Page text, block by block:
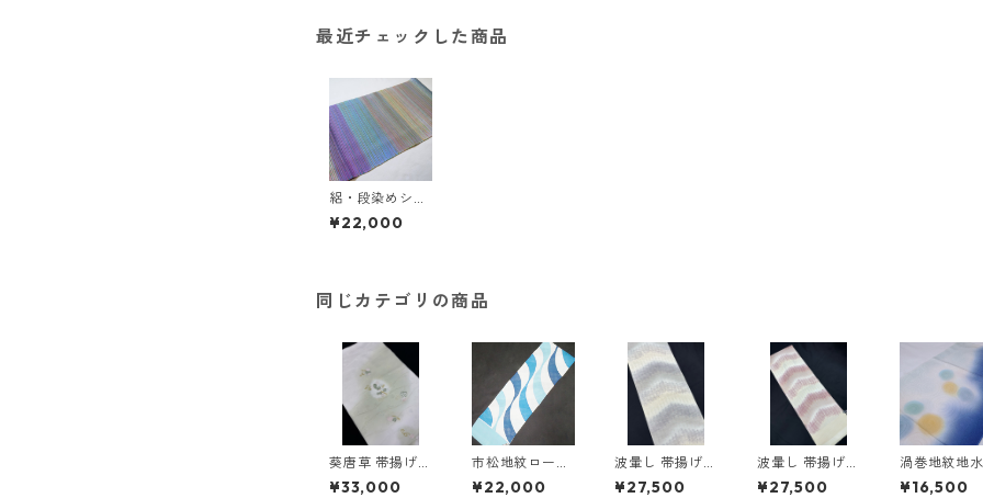
最近チェックした商品
絽・段染めシケ
引き帯揚 （青
紫）＜和小物さ
¥22,000
同じカテゴリの商品
葵唐草 帯揚げ
＜和小物さくら
¥33,000
市松地紋ローケ
ツ染め帯揚げ
¥22,000
波暈し 帯揚げ
＜和小物さくら
¥27,500
波暈し 帯揚げ
＜和小物さくら
¥27,500
渦巻地紋地水
模様帯揚げ＜
¥16,500